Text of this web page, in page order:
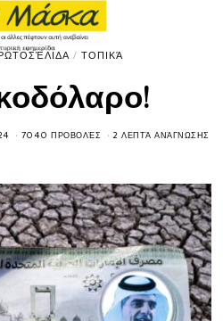
/ ΤΟΠΙΚΆ
7040 ΠΡΟΒΟΛΈΣ 2 ΛΕΠΤΆ ΑΝΆΓΝΩΣΗΣ